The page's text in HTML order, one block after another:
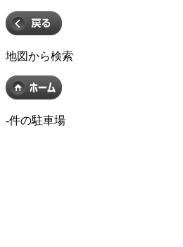
地図から検索
-件の駐車場